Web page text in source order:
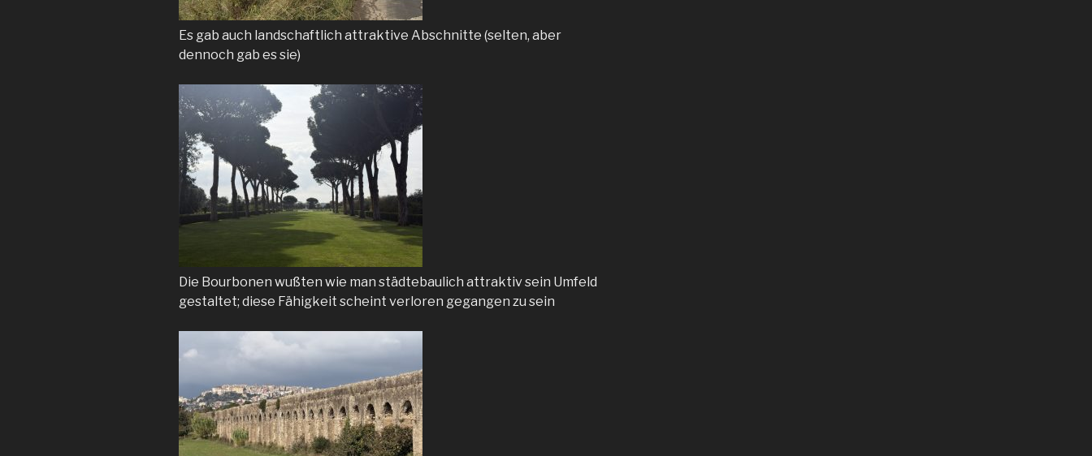
Es gab auch landschaftlich attraktive Abschnitte (selten, aber
dennoch gab es sie)
Die Bourbonen wußten wie man städtebaulich attraktiv sein Umfeld
gestaltet; diese Fähigkeit scheint verloren gegangen zu sein